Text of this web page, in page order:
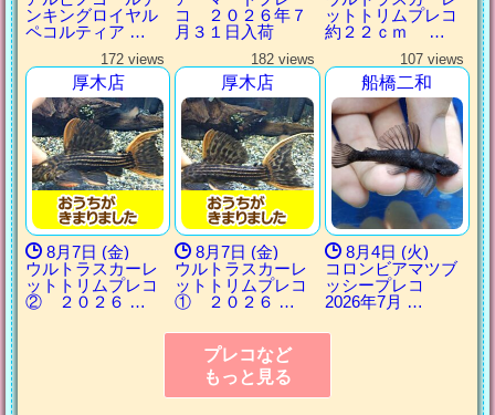
ンキングロイヤル
ペコルティア …
コ ２０２６年７
月３１日入荷
ットトリムプレコ
約２２ｃｍ …
172 views
厚木店
8月7日 (金)
ウルトラスカーレ
ットトリムプレコ
② ２０２６ …
182 views
厚木店
8月7日 (金)
ウルトラスカーレ
ットトリムプレコ
① ２０２６ …
107 views
船橋二和
8月4日 (火)
コロンビアマツブ
ッシープレコ
2026年7月 …
プレコなど
もっと見る